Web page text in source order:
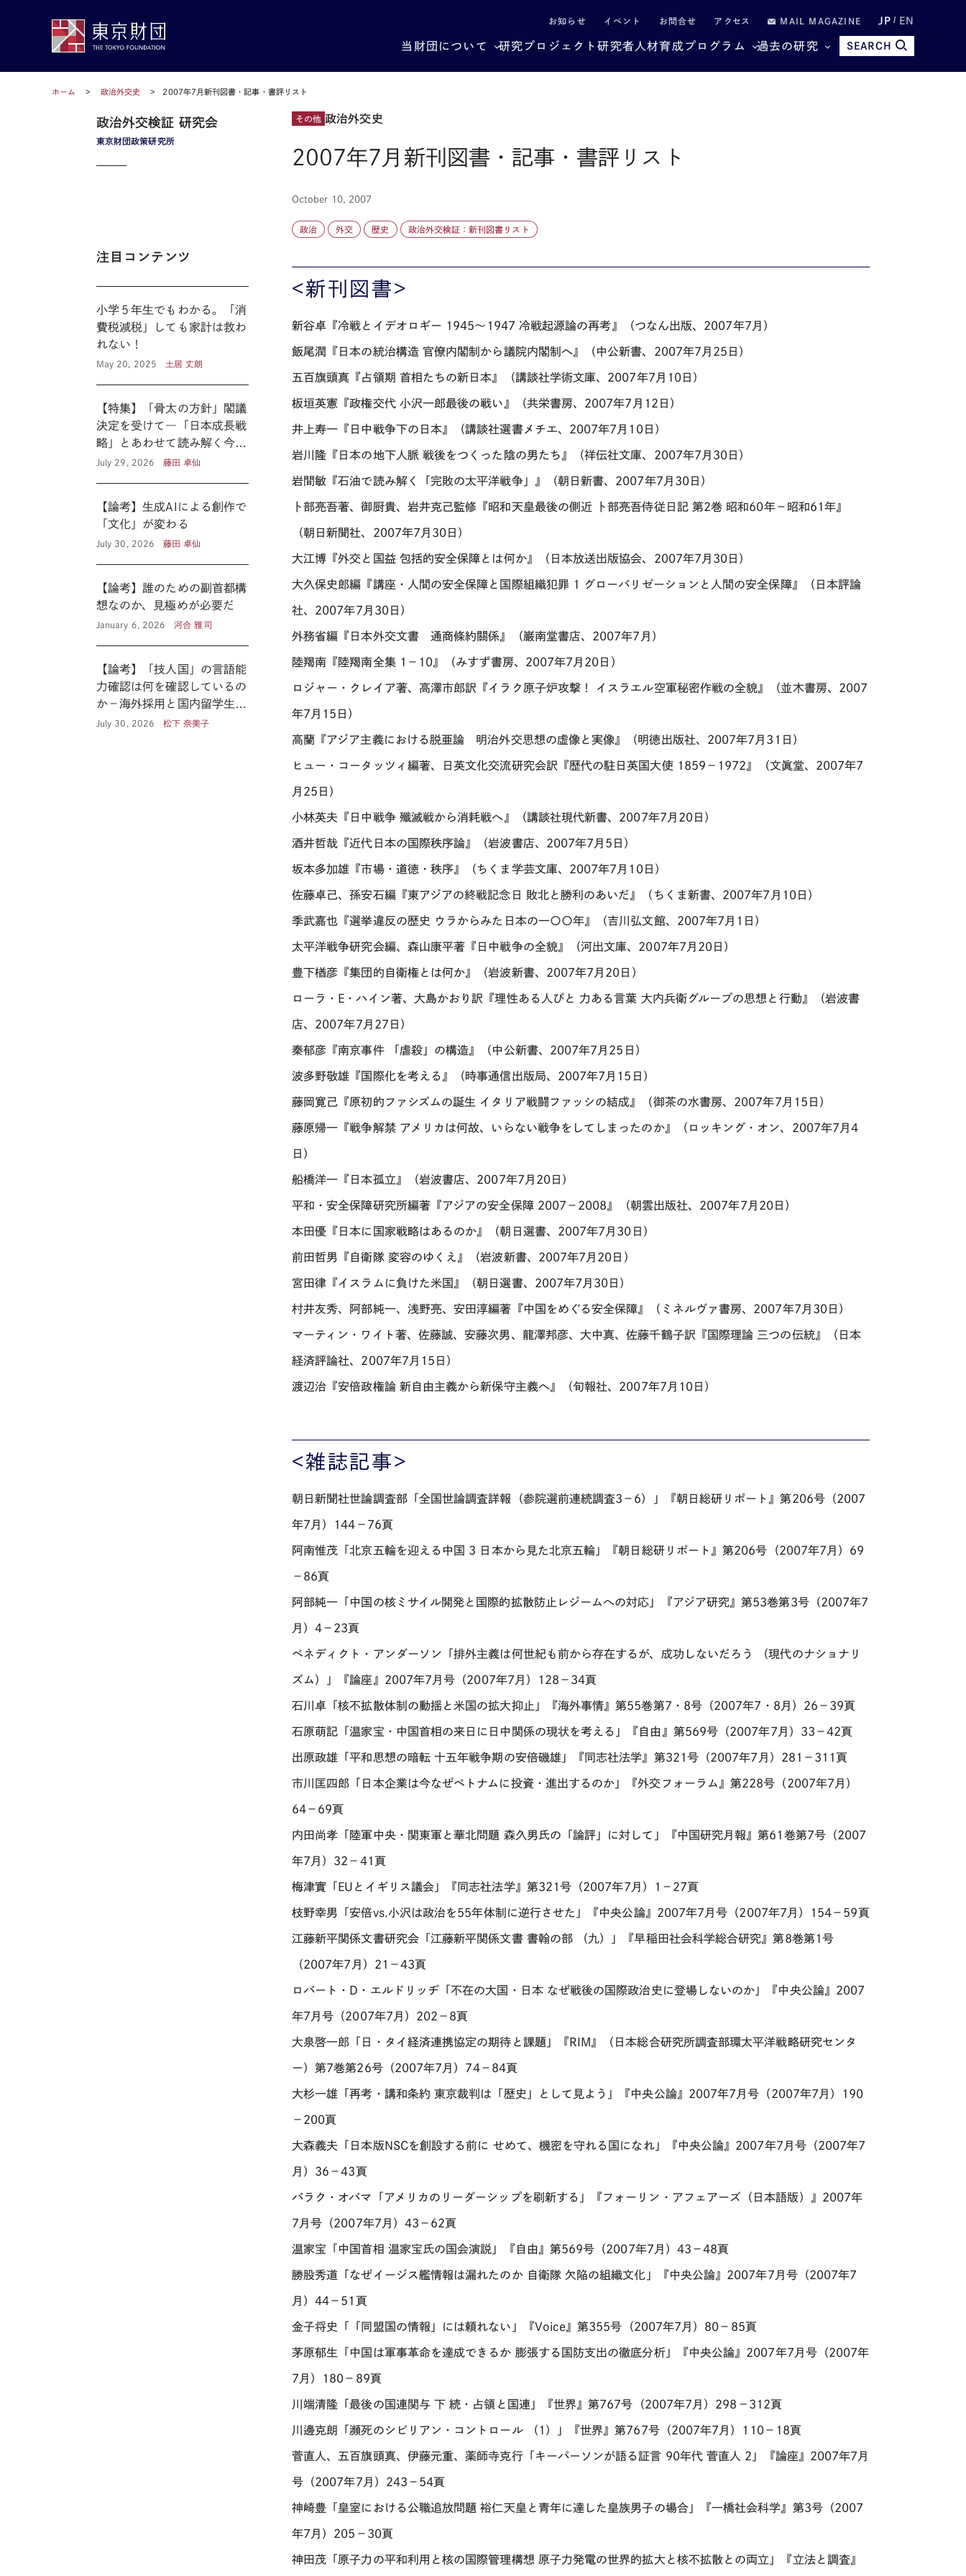
お知らせ イベント お問合せ アクセス MAIL MAGAZINE JP EN
当財団について 研究プロジェクト研究者 人材育成プログラム 過去の研究 SEARCH
ホーム 政治外交史 2007年7月新刊図書・記事・書評リスト
その他 政治外交史
2007年7月新刊図書・記事・書評リスト
October 10, 2007
政治 外交 歴史 政治外交検証：新刊図書リスト
<新刊図書>
新谷卓『冷戦とイデオロギー 1945～1947 冷戦起源論の再考』（つなん出版、2007年7月）
飯尾潤『日本の統治構造 官僚内閣制から議院内閣制へ』（中公新書、2007年7月25日）
五百旗頭真『占領期 首相たちの新日本』（講談社学術文庫、2007年7月10日）
板垣英憲『政権交代 小沢一郎最後の戦い』（共栄書房、2007年7月12日）
井上寿一『日中戦争下の日本』（講談社選書メチエ、2007年7月10日）
岩川隆『日本の地下人脈 戦後をつくった陰の男たち』（祥伝社文庫、2007年7月30日）
岩間敏『石油で読み解く「完敗の太平洋戦争」』（朝日新書、2007年7月30日）
卜部亮吾著、御厨貴、岩井克己監修『昭和天皇最後の側近 卜部亮吾侍従日記 第2巻 昭和60年－昭和61年』
（朝日新聞社、2007年7月30日）
大江博『外交と国益 包括的安全保障とは何か』（日本放送出版協会、2007年7月30日）
大久保史郎編『講座・人間の安全保障と国際組織犯罪 1 グローバリゼーションと人間の安全保障』（日本評論
社、2007年7月30日）
外務省編『日本外交文書 通商條約關係』（巌南堂書店、2007年7月）
陸羯南『陸羯南全集 1－10』（みすず書房、2007年7月20日）
ロジャー・クレイア著、高澤市郎訳『イラク原子炉攻撃！ イスラエル空軍秘密作戦の全貌』（並木書房、2007
年7月15日）
高蘭『アジア主義における脱亜論 明治外交思想の虚像と実像』（明徳出版社、2007年7月31日）
ヒュー・コータッツィ編著、日英文化交流研究会訳『歴代の駐日英国大使 1859－1972』（文眞堂、2007年7
月25日）
小林英夫『日中戦争 殲滅戦から消耗戦へ』（講談社現代新書、2007年7月20日）
酒井哲哉『近代日本の国際秩序論』（岩波書店、2007年7月5日）
坂本多加雄『市場・道徳・秩序』（ちくま学芸文庫、2007年7月10日）
佐藤卓己、孫安石編『東アジアの終戦記念日 敗北と勝利のあいだ』（ちくま新書、2007年7月10日）
季武嘉也『選挙違反の歴史 ウラからみた日本の一〇〇年』（吉川弘文館、2007年7月1日）
太平洋戦争研究会編、森山康平著『日中戦争の全貌』（河出文庫、2007年7月20日）
豊下楢彦『集団的自衛権とは何か』（岩波新書、2007年7月20日）
ローラ・E・ハイン著、大島かおり訳『理性ある人びと 力ある言葉 大内兵衛グループの思想と行動』（岩波書
店、2007年7月27日）
秦郁彦『南京事件 「虐殺」の構造』（中公新書、2007年7月25日）
波多野敬雄『国際化を考える』（時事通信出版局、2007年7月15日）
藤岡寛己『原初的ファシズムの誕生 イタリア戦闘ファッシの結成』（御茶の水書房、2007年7月15日）
藤原帰一『戦争解禁 アメリカは何故、いらない戦争をしてしまったのか』（ロッキング・オン、2007年7月4
日）
船橋洋一『日本孤立』（岩波書店、2007年7月20日）
平和・安全保障研究所編著『アジアの安全保障 2007－2008』（朝雲出版社、2007年7月20日）
本田優『日本に国家戦略はあるのか』（朝日選書、2007年7月30日）
前田哲男『自衛隊 変容のゆくえ』（岩波新書、2007年7月20日）
宮田律『イスラムに負けた米国』（朝日選書、2007年7月30日）
村井友秀、阿部純一、浅野亮、安田淳編著『中国をめぐる安全保障』（ミネルヴァ書房、2007年7月30日）
マーティン・ワイト著、佐藤誠、安藤次男、龍澤邦彦、大中真、佐藤千鶴子訳『国際理論 三つの伝統』（日本
経済評論社、2007年7月15日）
渡辺治『安倍政権論 新自由主義から新保守主義へ』（旬報社、2007年7月10日）
<雑誌記事>
朝日新聞社世論調査部「全国世論調査詳報（参院選前連続調査3－6）」『朝日総研リポート』第206号（2007
年7月）144－76頁
阿南惟茂「北京五輪を迎える中国 3 日本から見た北京五輪」『朝日総研リポート』第206号（2007年7月）69
－86頁
阿部純一「中国の核ミサイル開発と国際的拡散防止レジームへの対応」『アジア研究』第53巻第3号（2007年7
月）4－23頁
ベネディクト・アンダーソン「排外主義は何世紀も前から存在するが、成功しないだろう （現代のナショナリ
ズム）」『論座』2007年7月号（2007年7月）128－34頁
石川卓「核不拡散体制の動揺と米国の拡大抑止」『海外事情』第55巻第7・8号（2007年7・8月）26－39頁
石原萌記「温家宝・中国首相の来日に日中関係の現状を考える」『自由』第569号（2007年7月）33－42頁
出原政雄「平和思想の暗転 十五年戦争期の安倍磯雄」『同志社法学』第321号（2007年7月）281－311頁
市川匡四郎「日本企業は今なぜベトナムに投資・進出するのか」『外交フォーラム』第228号（2007年7月）
64－69頁
内田尚孝「陸軍中央・関東軍と華北問題 森久男氏の「論評」に対して」『中国研究月報』第61巻第7号（2007
年7月）32－41頁
梅津實「EUとイギリス議会」『同志社法学』第321号（2007年7月）1－27頁
枝野幸男「安倍vs.小沢は政治を55年体制に逆行させた」『中央公論』2007年7月号（2007年7月）154－59頁
江藤新平関係文書研究会「江藤新平関係文書 書翰の部 （九）」『早稲田社会科学総合研究』第8巻第1号
（2007年7月）21－43頁
ロバート・D・エルドリッヂ「不在の大国・日本 なぜ戦後の国際政治史に登場しないのか」『中央公論』2007
年7月号（2007年7月）202－8頁
大泉啓一郎「日・タイ経済連携協定の期待と課題」『RIM』（日本総合研究所調査部環太平洋戦略研究センタ
ー）第7巻第26号（2007年7月）74－84頁
大杉一雄「再考・講和条約 東京裁判は「歴史」として見よう」『中央公論』2007年7月号（2007年7月）190
－200頁
大森義夫「日本版NSCを創設する前に せめて、機密を守れる国になれ」『中央公論』2007年7月号（2007年7
月）36－43頁
バラク・オバマ「アメリカのリーダーシップを刷新する」『フォーリン・アフェアーズ（日本語版）』2007年
7月号（2007年7月）43－62頁
温家宝「中国首相 温家宝氏の国会演説」『自由』第569号（2007年7月）43－48頁
勝股秀道「なぜイージス艦情報は漏れたのか 自衛隊 欠陥の組織文化」『中央公論』2007年7月号（2007年7
月）44－51頁
金子将史「「同盟国の情報」には頼れない」『Voice』第355号（2007年7月）80－85頁
茅原郁生「中国は軍事革命を達成できるか 膨張する国防支出の徹底分析」『中央公論』2007年7月号（2007年
7月）180－89頁
川端清隆「最後の国連関与 下 続・占領と国連」『世界』第767号（2007年7月）298－312頁
川邊克朗「瀕死のシビリアン・コントロール （1）」『世界』第767号（2007年7月）110－18頁
菅直人、五百旗頭真、伊藤元重、薬師寺克行「キーパーソンが語る証言 90年代 菅直人 2」『論座』2007年7月
号（2007年7月）243－54頁
神崎豊「皇室における公職追放問題 裕仁天皇と青年に達した皇族男子の場合」『一橋社会科学』第3号（2007
年7月）205－30頁
神田茂「原子力の平和利用と核の国際管理構想 原子力発電の世界的拡大と核不拡散との両立」『立法と調査』
東京財団政策研究所
政治外交検証 研究会
注目コンテンツ
小学５年生でもわかる。「消
費税減税」しても家計は救わ
れない！
May 20, 2025 土居 丈朗
【特集】「骨太の方針」閣議
決定を受けて―「日本成長戦
略」とあわせて読み解く今後
の医療政策―
July 29, 2026 藤田 卓仙
【論考】生成AIによる創作で
「文化」が変わる
July 30, 2026 藤田 卓仙
【論考】誰のための副首都構
想なのか、見極めが必要だ
January 6, 2026 河合 雅司
【論考】「技人国」の言語能
力確認は何を確認しているの
か－海外採用と国内留学生の
あいだ
July 30, 2026 松下 奈美子